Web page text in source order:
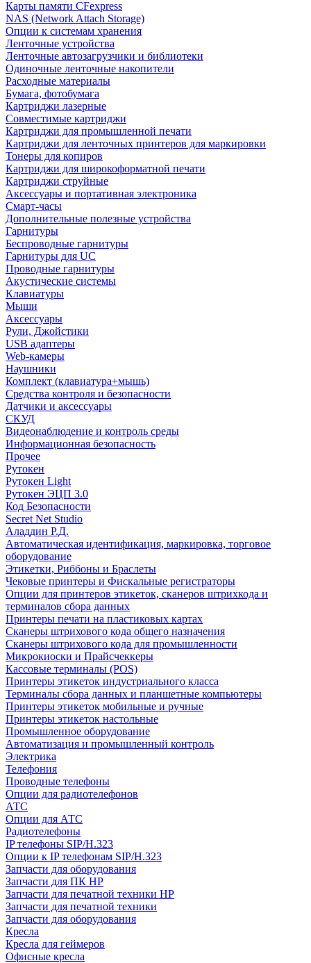
Карты памяти CFexpress
NAS (Network Attach Storage)
Опции к системам хранения
Ленточные устройства
Ленточные автозагрузчики и библиотеки
Одиночные ленточные накопители
Расходные материалы
Бумага, фотобумага
Картриджи лазерные
Совместимые картриджи
Картриджи для промышленной печати
Картриджи для ленточных принтеров для маркировки
Тонеры для копиров
Картриджи для широкоформатной печати
Картриджи струйные
Аксессуары и портативная электроника
Смарт-часы
Дополнительные полезные устройства
Гарнитуры
Беспроводные гарнитуры
Гарнитуры для UC
Проводные гарнитуры
Акустические системы
Клавиатуры
Мыши
Аксессуары
Рули, Джойстики
USB адаптеры
Web-камеры
Наушники
Комплект (клавиатура+мышь)
Средства контроля и безопасности
Датчики и аксессуары
СКУД
Видеонаблюдение и контроль среды
Информационная безопасность
Прочее
Рутокен
Рутокен Light
Рутокен ЭЦП 3.0
Код Безопасности
Secret Net Studio
Аладдин Р.Д.
Автоматическая идентификация, маркировка, торговое
оборудование
Этикетки, Риббоны и Браслеты
Чековые принтеры и Фискальные регистраторы
Опции для принтеров этикеток, сканеров штрихкода и
терминалов сбора данных
Принтеры печати на пластиковых картах
Сканеры штрихового кода общего назначения
Сканеры штрихового кода для промышленности
Микрокиоски и Прайсчеккеры
Кассовые терминалы (POS)
Принтеры этикеток индустриального класса
Терминалы сбора данных и планшетные компьютеры
Принтеры этикеток мобильные и ручные
Принтеры этикеток настольные
Промышленное оборудование
Автоматизация и промышленный контроль
Электрика
Телефония
Проводные телефоны
Опции для радиотелефонов
АТС
Опции для АТС
Радиотелефоны
IP телефоны SIP/H.323
Опции к IP телефонам SIP/H.323
Запчасти для оборудования
Запчасти для ПК HP
Запчасти для печатной техники HP
Запчасти для печатной техники
Запчасти для оборудования
Кресла
Кресла для геймеров
Офисные кресла